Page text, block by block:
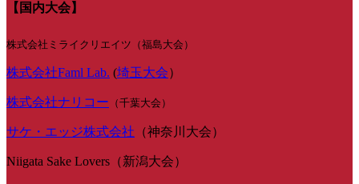
【国内大会】
株式会社ミライクリエイツ（福島大会）
株式会社Faml Lab. (埼玉大会）
株式会社ナリコー （千葉大会）
サケ・エッジ株式会社 （神奈川大会）
Niigata Sake Lovers（新潟大会）